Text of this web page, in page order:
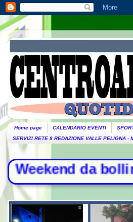
Home page CALENDARIO EVENTI
SERVIZI RETE 8 REDAZIONE VALLE PELIGNA -
bollino